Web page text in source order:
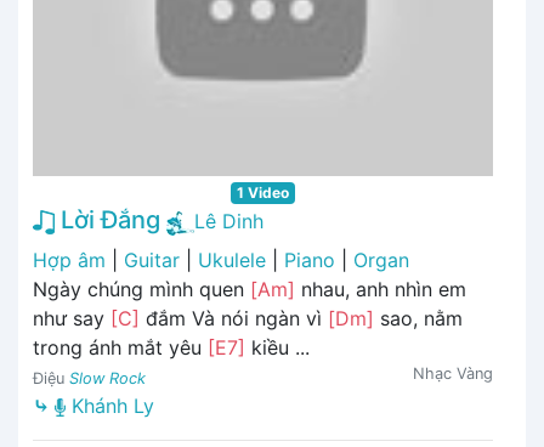
1 Video
Lời Đắng
Lê Dinh
Hợp âm
Guitar Ukulele Piano
Organ
Ngày chúng mình quen [Am] nhau, anh nhìn em
như say [C] đắm Và nói ngàn vì [Dm] sao, nằm
trong ánh mắt yêu [E7] kiều ...
Điệu Slow Rock Nhạc Vàng
⤷ Khánh Ly